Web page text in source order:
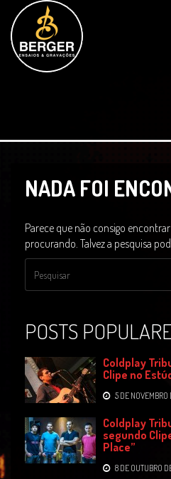
NADA FOI
Parece que não consigo
procurando. Talvez a pesquisa
POSTS
Coldplay
Clipe no
5 DE NOVEMBRO
Coldplay
segundo
Place”
8 DE OUTUBRO